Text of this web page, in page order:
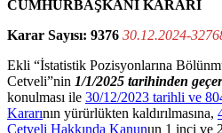
CUMHURBAŞKANI KARARI
Karar Sayısı: 9376 30.12.2024-
Ekli “İstatistik Pozisyonlarına
Cetveli”nin 1/1/2025 tarihinden
konulması ile 30/12/2023 tarihli ve
Kararının yürürlükten kaldırılmasına,
Cetveli Hakkında Kanunun 1 inci ve